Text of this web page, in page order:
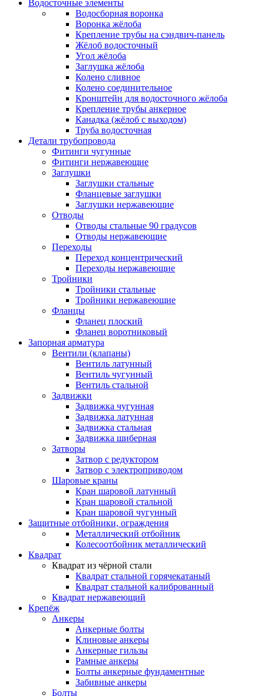
Водосточные элементы
Водосборная воронка
Воронка жёлоба
Крепление трубы на сэндвич-панель
Жёлоб водосточный
Угол жёлоба
Заглушка жёлоба
Колено сливное
Колено соединительное
Кронштейн для водосточного жёлоба
Крепление трубы анкерное
Канадка (жёлоб с выходом)
Труба водосточная
Детали трубопровода
Фитинги чугунные
Фитинги нержавеющие
Заглушки
Заглушки стальные
Фланцевые заглушки
Заглушки нержавеющие
Отводы
Отводы стальные 90 градусов
Отводы нержавеющие
Переходы
Переход концентрический
Переходы нержавеющие
Тройники
Тройники стальные
Тройники нержавеющие
Фланцы
Фланец плоский
Фланец воротниковый
Запорная арматура
Вентили (клапаны)
Вентиль латунный
Вентиль чугунный
Вентиль стальной
Задвижки
Задвижка чугунная
Задвижка латунная
Задвижка стальная
Задвижка шиберная
Затворы
Затвор с редуктором
Затвор с электроприводом
Шаровые краны
Кран шаровой латунный
Кран шаровой стальной
Кран шаровой чугунный
Защитные отбойники, ограждения
Металлический отбойник
Колесоотбойник металлический
Квадрат
Квадрат из чёрной стали
Квадрат стальной горячекатаный
Квадрат стальной калиброванный
Квадрат нержавеющий
Крепёж
Анкеры
Анкерные болты
Клиновые анкеры
Анкерные гильзы
Рамные анкеры
Болты анкерные фундаментные
Забивные анкеры
Болты